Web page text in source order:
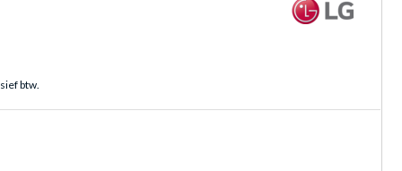
btw.